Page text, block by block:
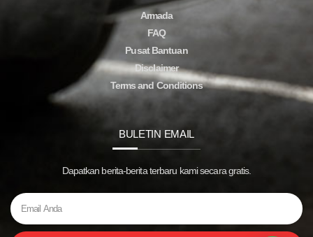
Armada
FAQ
Pusat Bantuan
Disclaimer
Terms and Conditions
BULETIN EMAIL
Dapatkan berita-berita terbaru kami secara gratis.